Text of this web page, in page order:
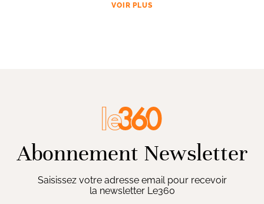
VOIR PLUS
Abonnement Newsletter
Saisissez votre adresse email pour recevoir
la newsletter Le360